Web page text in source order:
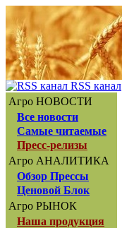
RSS канал
Агро НОВОСТИ
Все новости
Самые читаемые
Пресс-релизы
Агро АНАЛИТИКА
Обзор Прессы
Ценовой Блок
Агро РЫНОК
Наша продукция